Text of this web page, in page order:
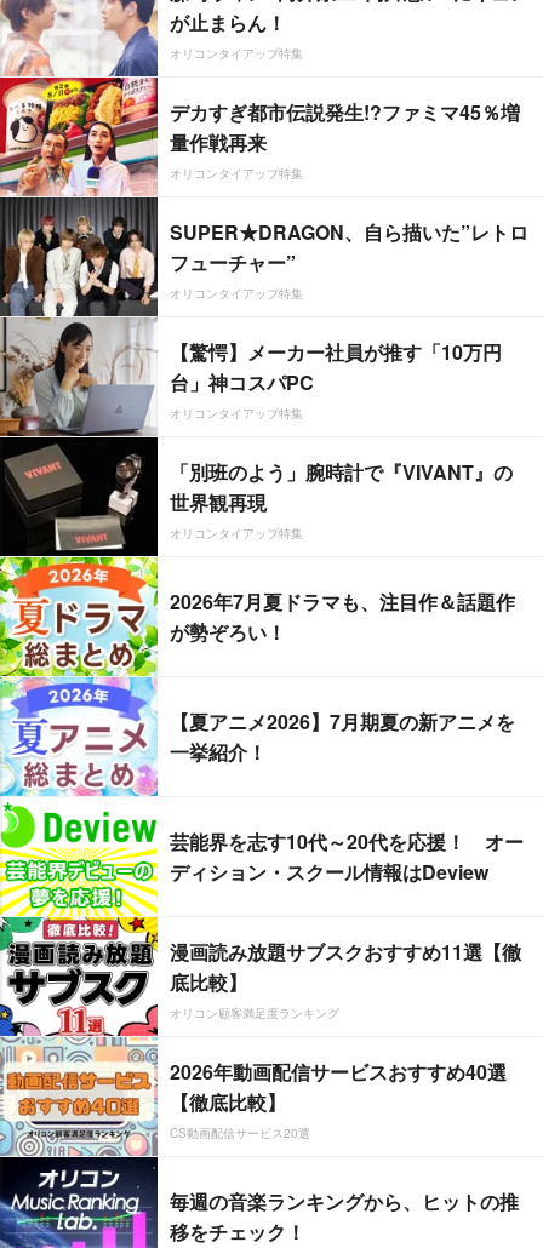
が止まらん！
オリコンタイアップ特集
デカすぎ都市伝説発生!?ファミマ45％増
量作戦再来
オリコンタイアップ特集
SUPER★DRAGON、自ら描いた”レトロ
フューチャー”
オリコンタイアップ特集
【驚愕】メーカー社員が推す「10万円
台」神コスパPC
オリコンタイアップ特集
「別班のよう」腕時計で『VIVANT』の
世界観再現
オリコンタイアップ特集
2026年7月夏ドラマも、注目作＆話題作
が勢ぞろい！
【夏アニメ2026】7月期夏の新アニメを
一挙紹介！
芸能界を志す10代～20代を応援！ オー
ディション・スクール情報はDeview
漫画読み放題サブスクおすすめ11選【徹
底比較】
オリコン顧客満足度ランキング
2026年動画配信サービスおすすめ40選
【徹底比較】
CS動画配信サービス20選
毎週の音楽ランキングから、ヒットの推
移をチェック！